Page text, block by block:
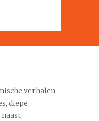
verhalen
diepe